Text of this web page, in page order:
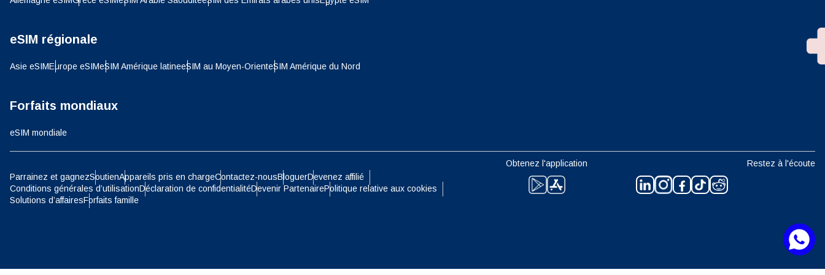
eSIM régionale
Asie eSIMEurope eSIMeSIM Amérique latineeSIM au Moyen-OrienteSIM Amérique du Nord
Forfaits mondiaux
eSIM mondiale
Parrainez et gagnezSoutienAppareils pris en chargeContactez-nousBloguerDevenez affilié
Conditions générales d’utilisationDéclaration de confidentialitéDevenir PartenairePolitique relative aux cookies
Solutions d’affairesForfaits famille
Obtenez l'application Restez à l'écoute
Polski
SGD - Dollar De Singapour
CAD - Dollar Canadien GBP - Livre Sterling